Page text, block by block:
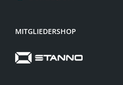
MITGLIEDERSHOP